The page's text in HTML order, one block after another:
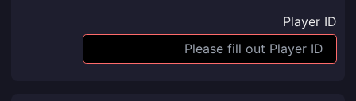
Player ID